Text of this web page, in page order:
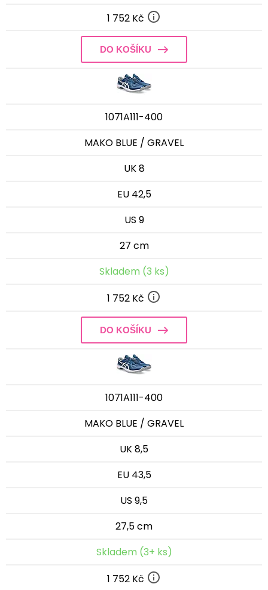
1 752 Kč
DO KOŠÍKU
1071A111-400
MAKO BLUE / GRAVEL
UK 8
EU 42,5
US 9
27 cm
Skladem (3 ks)
1 752 Kč
DO KOŠÍKU
1071A111-400
MAKO BLUE / GRAVEL
UK 8,5
EU 43,5
US 9,5
27,5 cm
Skladem (3+ ks)
1 752 Kč